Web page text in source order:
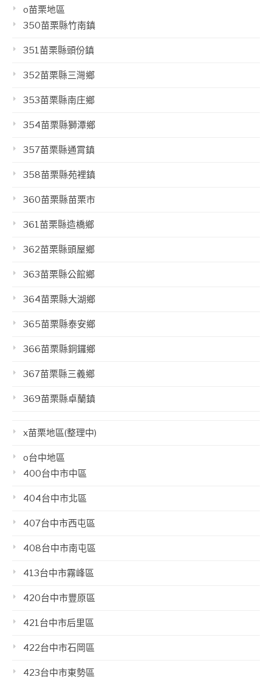
o苗栗地區
350苗栗縣竹南鎮
351苗栗縣頭份鎮
352苗栗縣三灣鄉
353苗栗縣南庄鄉
354苗栗縣獅潭鄉
357苗栗縣通霄鎮
358苗栗縣苑裡鎮
360苗栗縣苗栗市
361苗栗縣造橋鄉
362苗栗縣頭屋鄉
363苗栗縣公館鄉
364苗栗縣大湖鄉
365苗栗縣泰安鄉
366苗栗縣銅鑼鄉
367苗栗縣三義鄉
369苗栗縣卓蘭鎮
x苗栗地區(整理中)
o台中地區
400台中市中區
404台中市北區
407台中市西屯區
408台中市南屯區
413台中市霧峰區
420台中市豐原區
421台中市后里區
422台中市石岡區
423台中市東勢區